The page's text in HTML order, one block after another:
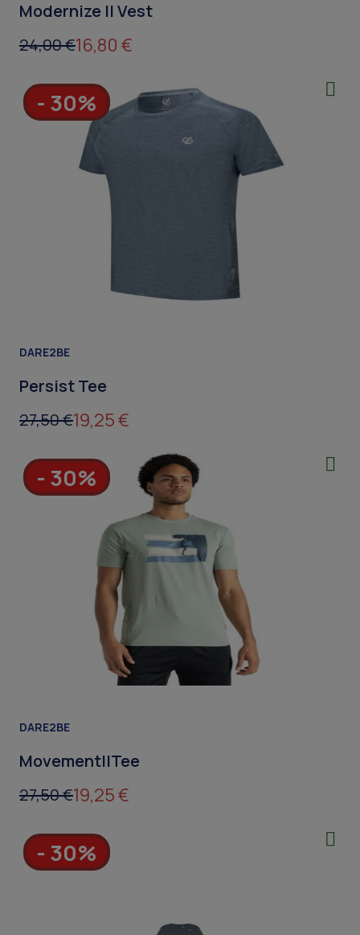
Modernize II Vest
24,00 €16,80 €
- 30%
DARE2BE
Persist Tee
27,50 €19,25 €
- 30%
DARE2BE
MovementIITee
27,50 €19,25 €
- 30%